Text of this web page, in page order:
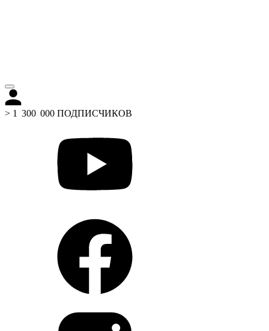
> 1 300 000 ПОДПИСЧИКОВ